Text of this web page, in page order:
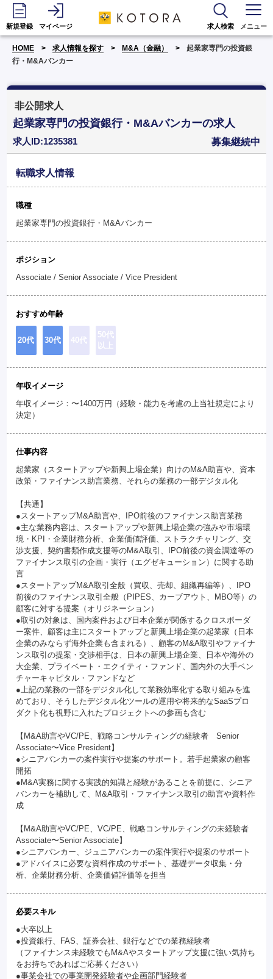
新規登録 マイページ 求人検索 メニュー
HOME 求人情報を探す M&A（金融）
起業家専門の投資銀
行・M&Aバンカー
非公開求人
起業家専門の投資銀行・M&Aバンカーの求人
求人ID:1235381 募集継続中
転職求人情報
職種
起業家専門の投資銀行・M&Aバンカー
ポジション
Associate / Senior Associate / Vice President
おすすめ年齢
20代 30代 40代
50代
以上
年収イメージ
年収イメージ：〜1400万円（経験・能力を考慮の上当社規定により
決定）
仕事内容
起業家（スタートアップや新興上場企業）向けのM&A助言や、資本
政策・ファイナンス助言業務、それらの業務の一部デジタル化
【共通】
●スタートアップM&A助言や、IPO前後のファイナンス助言業務
●主な業務内容は、スタートアップや新興上場企業の強みや市場環
境・KPI・企業財務分析、企業価値評価、ストラクチャリング、交
渉支援、契約書類作成支援等のM&A取引、IPO前後の資金調達等の
ファイナンス取引の企画・実行（エグゼキューション）に関する助
言
●スタートアップM&A取引全般（買収、売却、組織再編等）、IPO
前後のファイナンス取引全般（PIPES、カーブアウト、MBO等）の
顧客に対する提案（オリジネーション）
●取引の対象は、国内案件および日本企業が関係するクロスボーダ
ー案件、顧客は主にスタートアップと新興上場企業の起業家（日本
企業のみならず海外企業も含まれる）、顧客のM&A取引やファイナ
ンス取引の提案・交渉相手は、日本の新興上場企業、日本や海外の
大企業、プライベート・エクイティ・ファンド、国内外の大手ベン
チャーキャピタル・ファンドなど
●上記の業務の一部をデジタル化して業務効率化する取り組みを進
めており、そうしたデジタル化ツールの運用や将来的なSaaSプロ
ダクト化も視野に入れたプロジェクトへの参画も含む
【M&A助言やVC/PE、戦略コンサルティングの経験者 Senior
Associate〜Vice President】
●シニアバンカーの案件実行や提案のサポート。若手起業家の顧客
開拓
●M&A実務に関する実践的知識と経験があることを前提に、シニア
バンカーを補助して、M&A取引・ファイナンス取引の助言や資料作
成
【M&A助言やVC/PE、VC/PE、戦略コンサルティングの未経験者
Associate〜Senior Associate】
●シニアバンカー、ジュニアバンカーの案件実行や提案のサポート
●アドバイスに必要な資料作成のサポート、基礎データ収集・分
析、企業財務分析、企業価値評価等を担当
必要スキル
●大卒以上
●投資銀行、FAS、証券会社、銀行などでの業務経験者
（ファイナンス未経験でもM&Aやスタートアップ支援に強い気持ち
をお持ちであればご応募ください）
●事業会社での事業開発経験者や企画部門経験者